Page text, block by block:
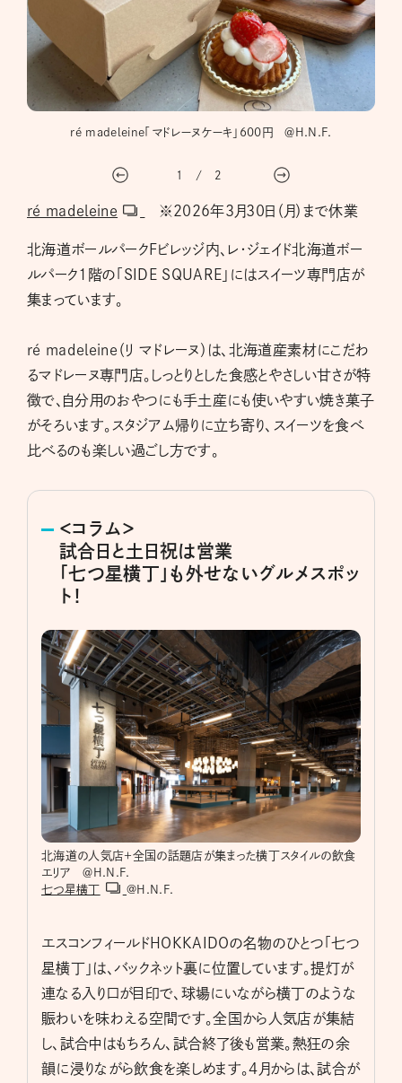
ré madeleine「マドレーヌケーキ」600円 ＠H.N.F.
1 / 2
ré madeleine ※2026年３月30日（月）まで休業
北海道ボールパークFビレッジ内、レ・ジェイド北海道ボー
ルパーク1階の「SIDE SQUARE」にはスイーツ専門店が
集まっています。
ré madeleine（リ マドレーヌ）は、北海道産素材にこだわ
るマドレーヌ専門店。しっとりとした食感とやさしい甘さが特
徴で、自分用のおやつにも手土産にも使いやすい焼き菓子
がそろいます。スタジアム帰りに立ち寄り、スイーツを食べ
比べるのも楽しい過ごし方です。
＜コラム＞
試合日と土日祝は営業
「七つ星横丁」も外せないグルメスポッ
ト！
北海道の人気店＋全国の話題店が集まった横丁スタイルの飲食
エリア ＠H.N.F.
七つ星横丁
@H.N.F.
エスコンフィールドHOKKAIDOの名物のひとつ「七つ
星横丁」は、バックネット裏に位置しています。提灯が
連なる入り口が目印で、球場にいながら横丁のような
賑わいを味わえる空間です。全国から人気店が集結
し、試合中はもちろん、試合終了後も営業。熱狂の余
韻に浸りながら飲食を楽しめます。４月からは、試合が